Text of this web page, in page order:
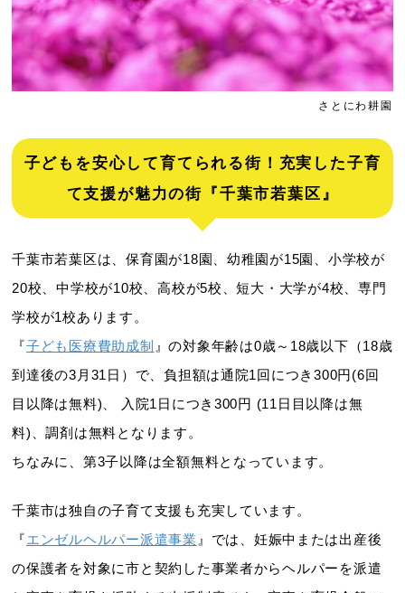
さとにわ耕園
子どもを安心して育てられる街！充実した子育
て支援が魅力の街『千葉市若葉区』
千葉市若葉区は、保育園が18園、幼稚園が15園、小学校が
20校、中学校が10校、高校が5校、短大・大学が4校、専門
学校が1校あります。
『子ども医療費助成制 』の対象年齢は0歳～18歳以下（18歳
到達後の3月31日）で、負担額は通院1回につき300円(6回
目以降は無料)、 入院1日につき300円 (11日目以降は無
料)、調剤は無料となります。
ちなみに、第3子以降は全額無料となっています。
千葉市は独自の子育て支援も充実しています。
『エンゼルヘルパー派遣事業 』では、妊娠中または出産後
の保護者を対象に市と契約した事業者からヘルパーを派遣